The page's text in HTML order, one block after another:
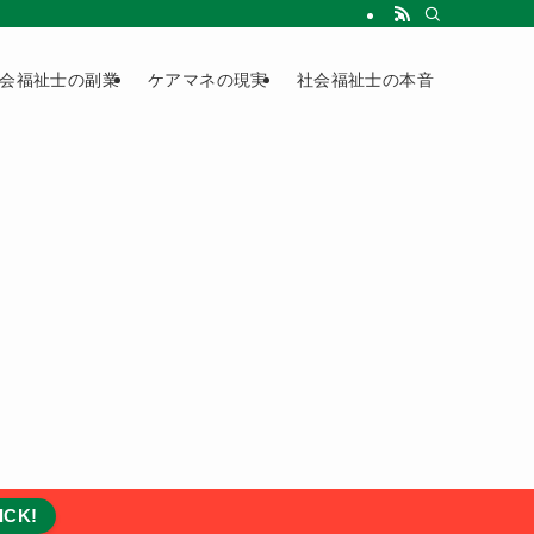
福祉士の副業 ケアマネの現実 社会福祉士の本音